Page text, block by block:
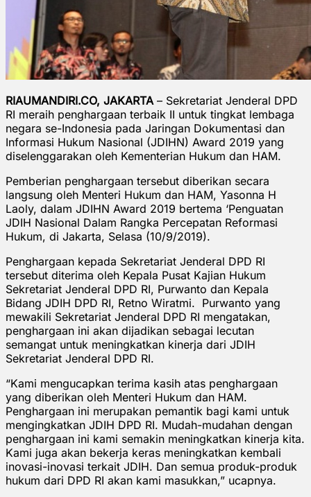
RIAUMANDIRI.CO, JAKARTA – Sekretariat Jenderal DPD
RI meraih penghargaan terbaik II untuk tingkat lembaga
negara se-Indonesia pada Jaringan Dokumentasi dan
Informasi Hukum Nasional (JDIHN) Award 2019 yang
diselenggarakan oleh Kementerian Hukum dan HAM.
Pemberian penghargaan tersebut diberikan secara
langsung oleh Menteri Hukum dan HAM, Yasonna H
Laoly, dalam JDIHN Award 2019 bertema ‘Penguatan
JDIH Nasional Dalam Rangka Percepatan Reformasi
Hukum, di Jakarta, Selasa (10/9/2019).
Penghargaan kepada Sekretariat Jenderal DPD RI
tersebut diterima oleh Kepala Pusat Kajian Hukum
Sekretariat Jenderal DPD RI, Purwanto dan Kepala
Bidang JDIH DPD RI, Retno Wiratmi. Purwanto yang
mewakili Sekretariat Jenderal DPD RI mengatakan,
penghargaan ini akan dijadikan sebagai lecutan
semangat untuk meningkatkan kinerja dari JDIH
Sekretariat Jenderal DPD RI.
“Kami mengucapkan terima kasih atas penghargaan
yang diberikan oleh Menteri Hukum dan HAM.
Penghargaan ini merupakan pemantik bagi kami untuk
mengingkatkan JDIH DPD RI. Mudah-mudahan dengan
penghargaan ini kami semakin meningkatkan kinerja kita.
Kami juga akan bekerja keras meningkatkan kembali
inovasi-inovasi terkait JDIH. Dan semua produk-produk
hukum dari DPD RI akan kami masukkan,” ucapnya.